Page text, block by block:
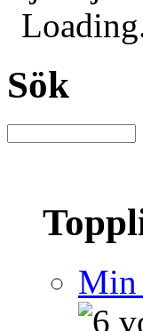
Sök
Min